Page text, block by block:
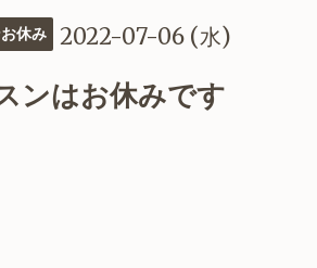
休み 2022-07-06 (水)
ンはお休みです